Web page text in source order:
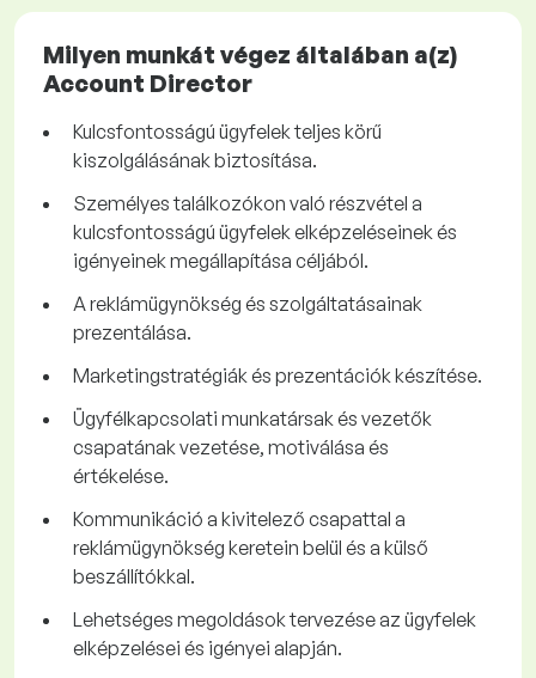
Milyen munkát végez általában a(z)
Account Director
Kulcsfontosságú ügyfelek teljes körű
kiszolgálásának biztosítása.
Személyes találkozókon való részvétel a
kulcsfontosságú ügyfelek elképzeléseinek és
igényeinek megállapítása céljából.
A reklámügynökség és szolgáltatásainak
prezentálása.
Marketingstratégiák és prezentációk készítése.
Ügyfélkapcsolati munkatársak és vezetők
csapatának vezetése, motiválása és
értékelése.
Kommunikáció a kivitelező csapattal a
reklámügynökség keretein belül és a külső
beszállítókkal.
Lehetséges megoldások tervezése az ügyfelek
elképzelései és igényei alapján.